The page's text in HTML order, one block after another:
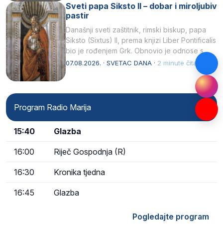
Sveti papa Siksto II – dobar i miroljubiv
pastir
Današnji sveti zaštitnik, rimski biskup, papa
Siksto (Sixtus) II, prema knjizi Liber Pontificalis
bio je rođenjem Grk. Obnovio je odnose s
afričkim…
07.08.2026. · SVETAC DANA · 2 minute čitanja
Program Radio Marija
15:40 Glazba
16:00 Riječ Gospodnja (R)
16:30 Kronika tjedna
16:45 Glazba
Pogledajte program